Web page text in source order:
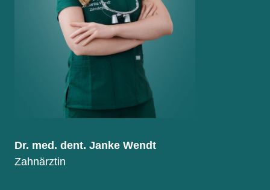
Dr. med. dent. Janke Wendt
Zahnärztin